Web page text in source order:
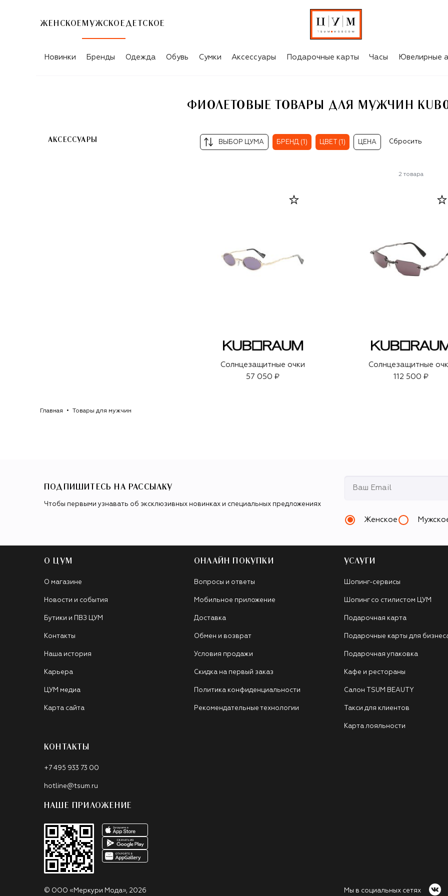
ЖЕНСКОЕ МУЖСКОЕ ДЕТСКОЕ
ФИОЛЕТОВЫЕ ТОВАРЫ ДЛЯ МУЖЧИН KUB0RAUM
Новинки Бренды Одежда Обувь Сумки Аксессуары Подарочные карты Часы Ювелирные
ФИОЛЕТОВЫЕ ТОВАРЫ ДЛЯ МУЖЧИН
АКСЕССУАРЫ ВЫБОР ЦУМА БРЕНД (1) ЦВЕТ (1) ЦЕНА Сбросить
2 товара
Солнцезащитные очки
57 050 ₽
Солнцезащитные
112 500 ₽
Главная Товары для мужчин
ПОДПИШИТЕСЬ НА РАССЫЛКУ
Чтобы первыми узнавать об эксклюзивных новинках и специальных предложениях
Женское
О ЦУМ
О магазине
Новости и события
Бутики и ПВЗ ЦУМ
Контакты
Наша история
Карьера
ЦУМ медиа
Карта сайта
ОНЛАЙН ПОКУПКИ
Вопросы и ответы
Мобильное приложение
Доставка
Обмен и возврат
Условия продажи
Скидка на первый заказ
Политика конфиденциальности
Рекомендательные технологии
УСЛУГИ
Шопинг-сервисы
Шопинг со стилистом ЦУМ
Подарочная карта
Подарочные карты для
Подарочная упаковка
Кафе и рестораны
Салон TSUM BEAUTY
Такси для клиентов
Карта лояльности
КОНТАКТЫ
+7 495 933 73 00
hotline@tsum.ru
НАШЕ ПРИЛОЖЕНИЕ
© ООО «Меркури Мода», 2026 Мы в социальных сетях